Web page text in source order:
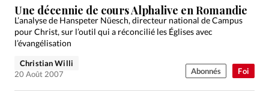
Foi
Une décennie de cours Alphalive en Romandie
L’analyse de Hanspeter Nüesch, directeur national de Campus
pour Christ, sur l’outil qui a réconcilié les Églises avec
l’évangélisation
Christian Willi
20 Août 2007
Abonnés